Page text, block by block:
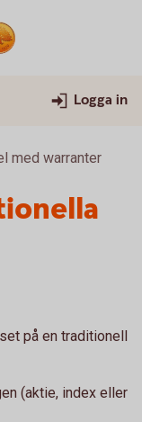
Logga in
med warranter
på en traditionell
(aktie, index eller